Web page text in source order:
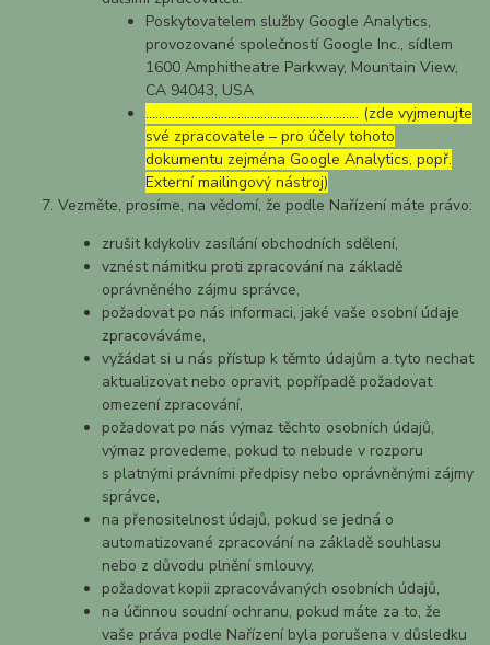
Poskytovatelem služby Google Analytics,
provozované společností Google Inc., sídlem
1600 Amphitheatre Parkway, Mountain View,
CA 94043, USA
……………………………………………………..… (zde vyjmenujte
své zpracovatele – pro účely tohoto
dokumentu zejména Google Analytics, popř.
Externí mailingový nástroj)
Vezměte, prosíme, na vědomí, že podle Nařízení máte právo:
zrušit kdykoliv zasílání obchodních sdělení,
vznést námitku proti zpracování na základě
oprávněného zájmu správce,
požadovat po nás informaci, jaké vaše osobní údaje
zpracováváme,
vyžádat si u nás přístup k těmto údajům a tyto nechat
aktualizovat nebo opravit, popřípadě požadovat
omezení zpracování,
požadovat po nás výmaz těchto osobních údajů,
výmaz provedeme, pokud to nebude v rozporu
s platnými právními předpisy nebo oprávněnými zájmy
správce,
na přenositelnost údajů, pokud se jedná o
automatizované zpracování na základě souhlasu
nebo z důvodu plnění smlouvy,
požadovat kopii zpracovávaných osobních údajů,
na účinnou soudní ochranu, pokud máte za to, že
vaše práva podle Nařízení byla porušena v důsledku